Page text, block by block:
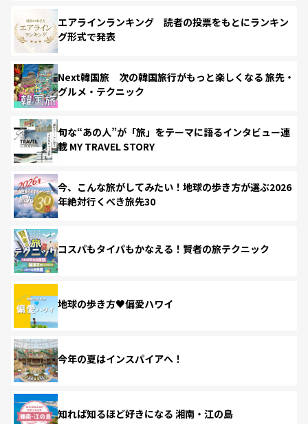
エアラインランキング 読者の投票をもとにランキン
グ形式で発表
Next韓国旅 次の韓国旅行がもっと楽しくなる 旅先・
グルメ・テクニック
旬な“あの人”が「旅」をテーマに語るインタビュー連
載 MY TRAVEL STORY
今、こんな旅がしてみたい！地球の歩き方が選ぶ2026
年絶対行くべき旅先30
コスパもタイパもかなえる！賢者の旅テクニック
地球の歩き方♥偏愛ハワイ
今年の夏はインスパイアへ！
知れば知るほど好きになる 湘南・江の島